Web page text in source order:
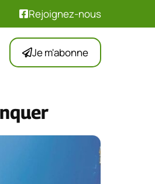
Rejoignez-nous
Je m'abonne